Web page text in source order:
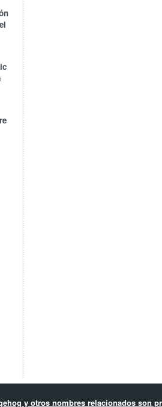
y otros nombres relacionados son